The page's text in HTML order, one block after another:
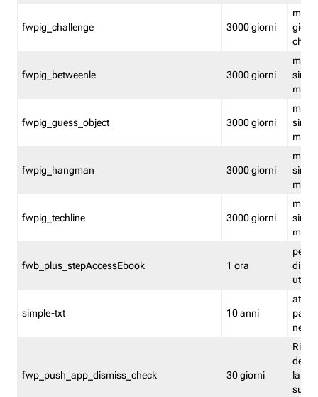
fwpig_challenge 3000 giorni
fwpig_betweenle 3000 giorni
fwpig_guess_object 3000 giorni
fwpig_hangman 3000 giorni
fwpig_techline 3000 giorni
fwb_plus_stepAccessEbook 1 ora
di un
simple-txt 10 anni
attiva
fwp_push_app_dismiss_check 30 giorni
la